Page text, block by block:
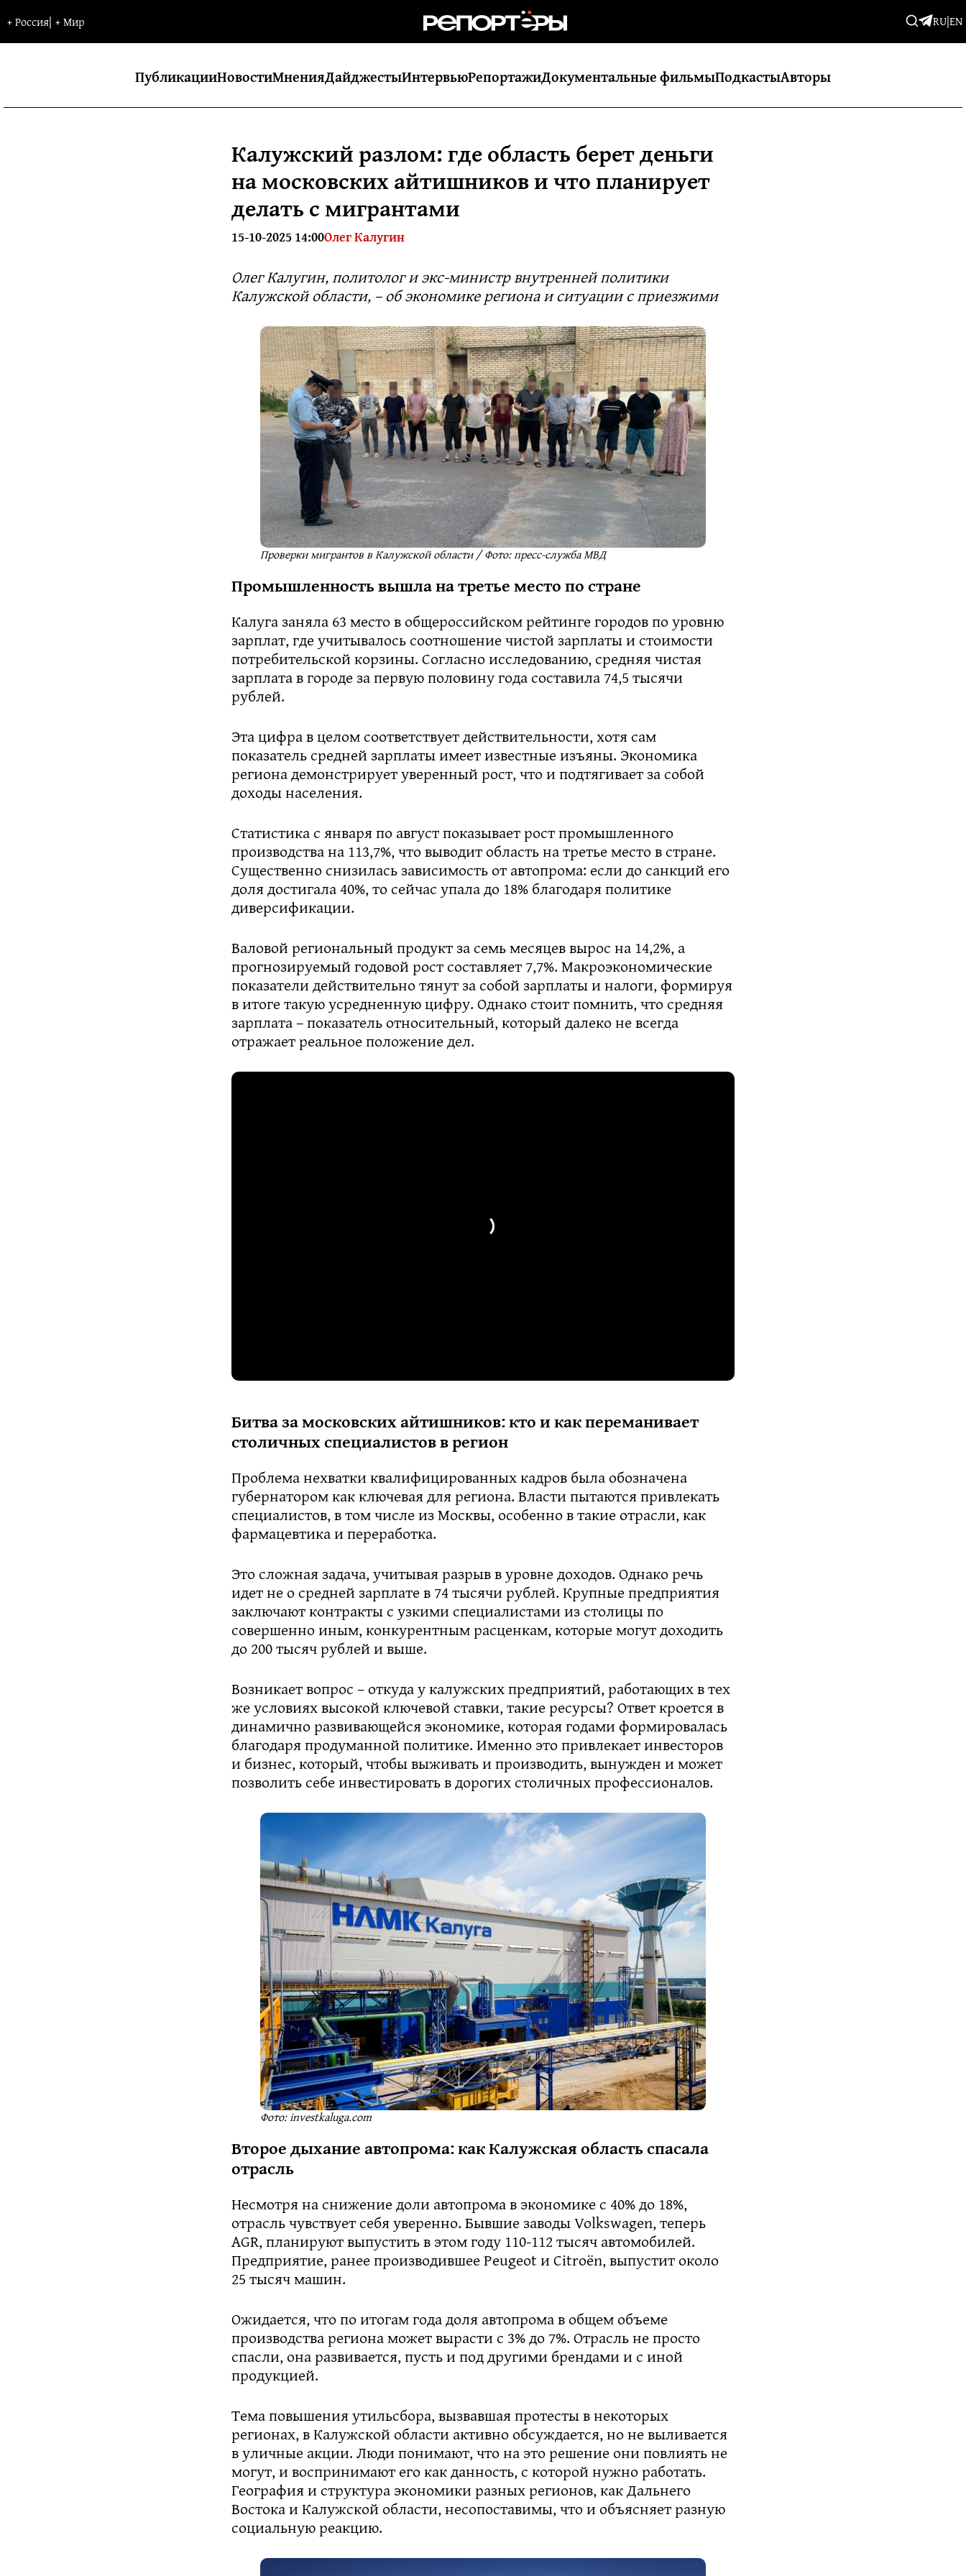
+Россия| +Мир RU|EN
ПубликацииНовостиМненияДайджестыИнтервьюРепортажиДокументальные фильмыПодкастыАвторы
Калужский разлом: где область берет деньги
на московских айтишников и что планирует
делать с мигрантами
15-10-2025 14:00Олег Калугин
Олег Калугин, политолог и экс-министр внутренней политики
Калужской области, – об экономике региона и ситуации с приезжими
Проверки мигрантов в Калужской области / Фото: пресс-служба МВД
Промышленность вышла на третье место по стране
Калуга заняла 63 место в общероссийском рейтинге городов по уровню
зарплат, где учитывалось соотношение чистой зарплаты и стоимости
потребительской корзины. Согласно исследованию, средняя чистая
зарплата в городе за первую половину года составила 74,5 тысячи
рублей.
Эта цифра в целом соответствует действительности, хотя сам
показатель средней зарплаты имеет известные изъяны. Экономика
региона демонстрирует уверенный рост, что и подтягивает за собой
доходы населения.
Статистика с января по август показывает рост промышленного
производства на 113,7%, что выводит область на третье место в стране.
Существенно снизилась зависимость от автопрома: если до санкций его
доля достигала 40%, то сейчас упала до 18% благодаря политике
диверсификации.
Валовой региональный продукт за семь месяцев вырос на 14,2%, а
прогнозируемый годовой рост составляет 7,7%. Макроэкономические
показатели действительно тянут за собой зарплаты и налоги, формируя
в итоге такую усредненную цифру. Однако стоит помнить, что средняя
зарплата – показатель относительный, который далеко не всегда
отражает реальное положение дел.
Битва за московских айтишников: кто и как переманивает
столичных специалистов в регион
Проблема нехватки квалифицированных кадров была обозначена
губернатором как ключевая для региона. Власти пытаются привлекать
специалистов, в том числе из Москвы, особенно в такие отрасли, как
фармацевтика и переработка.
Это сложная задача, учитывая разрыв в уровне доходов. Однако речь
идет не о средней зарплате в 74 тысячи рублей. Крупные предприятия
заключают контракты с узкими специалистами из столицы по
совершенно иным, конкурентным расценкам, которые могут доходить
до 200 тысяч рублей и выше.
Возникает вопрос – откуда у калужских предприятий, работающих в тех
же условиях высокой ключевой ставки, такие ресурсы? Ответ кроется в
динамично развивающейся экономике, которая годами формировалась
благодаря продуманной политике. Именно это привлекает инвесторов
и бизнес, который, чтобы выживать и производить, вынужден и может
позволить себе инвестировать в дорогих столичных профессионалов.
Фото: investkaluga.com
Второе дыхание автопрома: как Калужская область спасала
отрасль
Несмотря на снижение доли автопрома в экономике с 40% до 18%,
отрасль чувствует себя уверенно. Бывшие заводы Volkswagen, теперь
AGR, планируют выпустить в этом году 110-112 тысяч автомобилей.
Предприятие, ранее производившее Peugeot и Citroën, выпустит около
25 тысяч машин.
Ожидается, что по итогам года доля автопрома в общем объеме
производства региона может вырасти с 3% до 7%. Отрасль не просто
спасли, она развивается, пусть и под другими брендами и с иной
продукцией.
Тема повышения утильсбора, вызвавшая протесты в некоторых
регионах, в Калужской области активно обсуждается, но не выливается
в уличные акции. Люди понимают, что на это решение они повлиять не
могут, и воспринимают его как данность, с которой нужно работать.
География и структура экономики разных регионов, как Дальнего
Востока и Калужской области, несопоставимы, что и объясняет разную
социальную реакцию.